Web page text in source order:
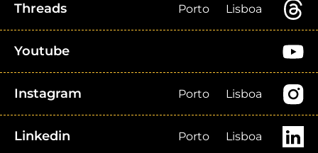
Threads Porto Lisboa
Youtube
Instagram Porto Lisboa
Linkedin Porto Lisboa